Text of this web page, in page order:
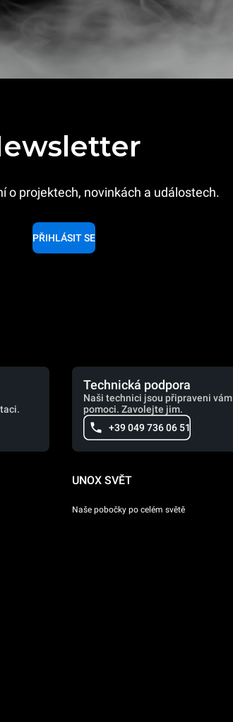
o projektech, novinkách a událostech.
PŘIHLÁSIT SE
Technická podpora
Naši technici jsou připraveni vám
pomoci. Zavolejte jim.
+39 049 736 06 51
UNOX SVĚT
Naše pobočky po celém světě